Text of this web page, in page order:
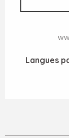
Langues
Langues